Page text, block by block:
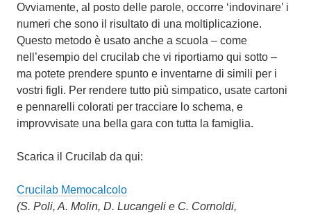
Ovviamente, al posto delle parole, occorre ‘indovinare’ i
numeri che sono il risultato di una moltiplicazione.
Questo metodo è usato anche a scuola – come
nell’esempio del crucilab che vi riportiamo qui sotto –
ma potete prendere spunto e inventarne di simili per i
vostri figli. Per rendere tutto più simpatico, usate cartoni
e pennarelli colorati per tracciare lo schema, e
improvvisate una bella gara con tutta la famiglia.
Scarica il Crucilab da qui:
Crucilab Memocalcolo
(S. Poli, A. Molin, D. Lucangeli e C. Cornoldi,